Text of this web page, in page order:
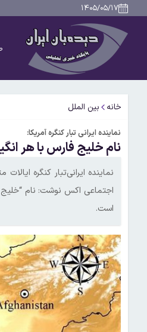
۱۴۰۵/۰۵/۱۷
خانه بین الملل
نماینده ایرانی تبار کنگره آمریکا:
نام خلیج فارس با هر
نماینده ایرانی‌تبار کنگره
اجتماعی اکس نوشت: نام
است.